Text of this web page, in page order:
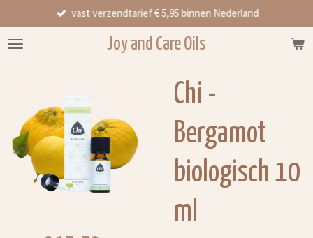
direct
naar
Joy and Care Oils
vast verzendtarief € 5,95 binnen Nederland
Chi -
Bergamot
biologisch 10
ml